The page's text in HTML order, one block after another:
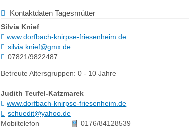
Kontaktdaten Tagesmütter
Silvia Knief
www.dorfbach-knirpse-friesenheim.de
silvia.knief@gmx.de
07821/9822487
Betreute Altersgruppen: 0 - 10 Jahre
Judith Teufel-Katzmarek
www.dorfbach-knirpse-friesenheim.de
schuedit@yahoo.de
Mobiltelefon
0176/84128539